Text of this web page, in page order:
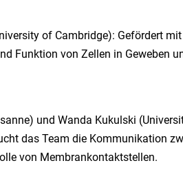
of Cambridge): Gefördert
Funktion von Zellen in Geweben
und Wanda Kukulski
das Team die Kommunikation
von Membrankontaktstellen.